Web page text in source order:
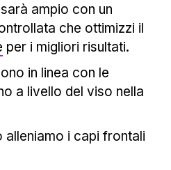
ampio con un
che ottimizzi il
per i migliori risultati.
in linea con le
a livello del viso nella
i capi frontali